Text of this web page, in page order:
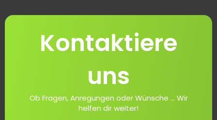
Kontaktiere
uns
Ob Fragen, Anregungen oder Wünsche ... Wir
helfen dir weiter!